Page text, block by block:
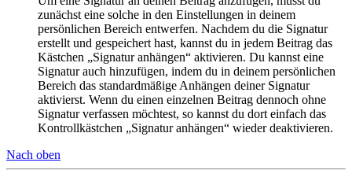
zunächst eine solche in den Einstellungen in deinem
persönlichen Bereich entwerfen. Nachdem du die Signatur
erstellt und gespeichert hast, kannst du in jedem Beitrag das
Kästchen „Signatur anhängen“ aktivieren. Du kannst eine
Signatur auch hinzufügen, indem du in deinem persönlichen
Bereich das standardmäßige Anhängen deiner Signatur
aktivierst. Wenn du einen einzelnen Beitrag dennoch ohne
Signatur verfassen möchtest, so kannst du dort einfach das
Kontrollkästchen „Signatur anhängen“ wieder deaktivieren.
Nach oben